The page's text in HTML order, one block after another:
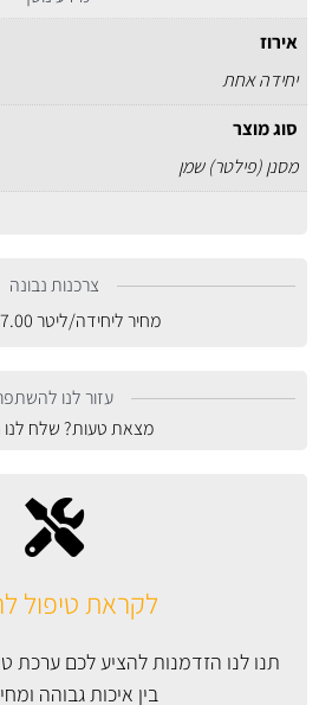
לקראת טיפול
תנו לנו הזדמנות להציע לכם ערכת
בין איכות גבוהה
אירוז
יחידה אחת
סוג מוצר
מסנן (פילטר) שמן
צרכנות נבונה
מחיר ליחידה/ליטר
עזור לנו
מצאת טעות? שלח לנו